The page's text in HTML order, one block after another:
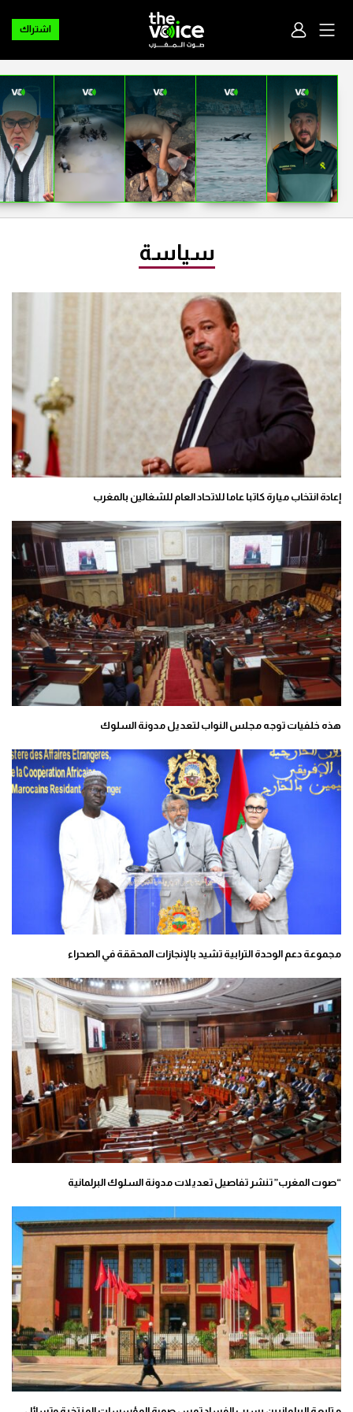
اشتراك
سياسة
إعادة انتخاب ميارة كاتبا عاما للاتحاد العام للشغالين بالمغرب
هذه خلفيات توجه مجلس النواب لتعديل مدونة السلوك
مجموعة دعم الوحدة الترابية تشيد بالإنجازات المحققة في الصحراء
“صوت المغرب” تنشر تفاصيل تعديلات مدونة السلوك البرلمانية